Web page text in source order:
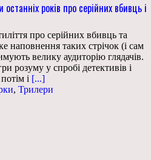
років про серійних вбивць і
про серійних вбивць та
наповнення таких стрічок (і сам
велику аудиторію глядачів.
розуму у спробі детективів і
і [...]
, Трилери